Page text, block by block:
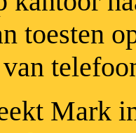
toesten
van
Mark